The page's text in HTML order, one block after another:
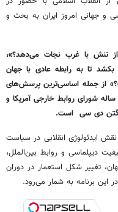
و جهانی امروز ایران به بحث و
تنش با غرب نجات می‌دهد؟»،
بکشد تا به رابطه عادی با جهان
از جمله اساسی‌ترین پرسش‌های
فضلی‌نژاد سردبیر شوکران از این عضو ۷۴ ساله شورای روابط خارجی آمریکا و
دی سی است.
ایدئولوژی‌ انقلابی در سیاست‌
دیپلماسی و روابط بین‌الملل،
تغییر شکل استعمار در دوران
این برنامه به شمار می‌رود.